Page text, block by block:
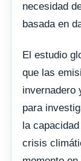
necesidad
basada en
El estudio
que las
invernadero
para
la
crisis